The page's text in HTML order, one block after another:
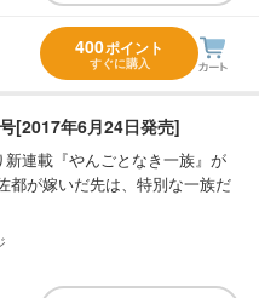
400ポイント
すぐに購入
[2017年6月24日発売]
連載『やんごとなき一族』が
都が嫁いだ先は、特別な一族だ